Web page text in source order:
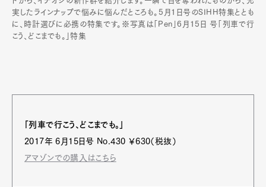
実したラインナップで悩みに悩んだところも。5月1日号のSIHH特集ととも
に、時計選びに必携の特集です。※写真は「Pen」6月15日 号「列車で行
こう、どこまでも。」特集
「列車で行こう、どこまでも。」
2017年 6月15日号 No.430 ￥630（税抜）
アマゾンでの購入はこちら